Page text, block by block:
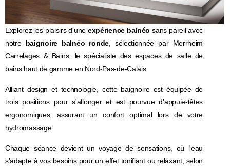
Explorez les plaisirs d'uneexpérience balnéo sans pareil avec
notre baignoire balnéo ronde, sélectionnée par Merrheim
Carrelages & Bains, le spécialiste des espaces de salle de
bains haut de gamme en Nord-Pas-de-Calais.
Alliant design et technologie, cette baignoire est équipée de
trois positions pour s'allonger et est pourvue d'appuie-têtes
ergonomiques, assurant un confort optimal lors de votre
hydromassage.
Chaque séance devient un voyage de sensations, où l'eau
s'adapte à vos besoins pour un effet tonifiant ou relaxant, selon